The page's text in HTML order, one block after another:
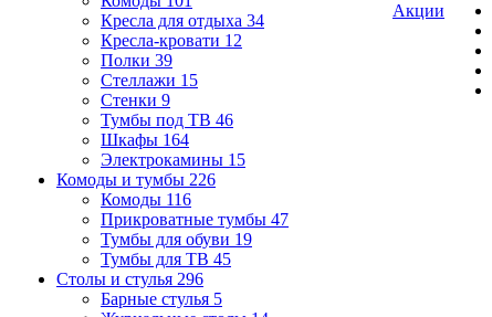
Кресла для отдыха 34
Кресла-кровати 12
Полки 39
Стеллажи 15
Стенки 9
Тумбы под ТВ 46
Шкафы 164
Электрокамины 15
Комоды и тумбы 226
Комоды 116
Прикроватные тумбы 47
Тумбы для обуви 19
Тумбы для ТВ 45
Столы и стулья 296
Барные стулья 5
Акции